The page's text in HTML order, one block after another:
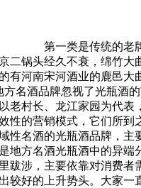
第一类是传统的老牌
二锅头经久不衰，绵竹大
河南宋河酒业的鹿邑大
名酒品牌忽视了光瓶酒
村长、龙江家园为代表
性的营销模式，它们所到
名酒的光瓶酒品牌，主
地方名酒光瓶酒中的异
跋涉，主要依靠对消费
较好的上升势头。大家